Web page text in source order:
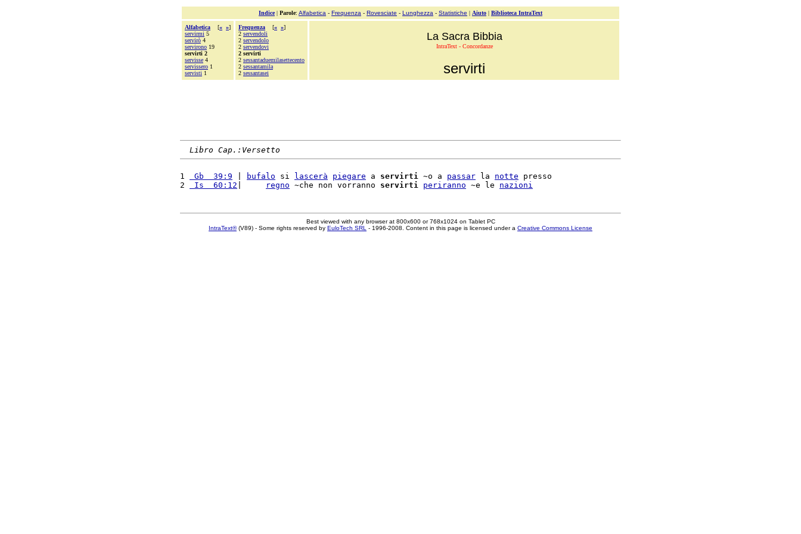
Indice| Parole: Alfabetica - Frequenza - Rovesciate - Lunghezza - Statistiche | Aiuto | Biblioteca IntraText
Alfabetica [« »]
servirmi 5
servirò 4
servirono 19
servirti 2
servisse 4
servissero 1
servisti 1
Frequenza [« »]
2 servendoli
2 servendolo
2 servendovi
2 servirti
2 sessantaduemilasettecento
2 sessantamila
2 sessantasei
La Sacra Bibbia
IntraText - Concordanze
servirti
Libro Cap.:Versetto
1 Gb  39:9 bufalo si lascerà piegare a servirti ~o a passar la notte presso
2
Is  60:12 regno ~che non vorranno servirti periranno ~e le nazioni
Best viewed with any browser at 800x600 or 768x1024 on Tablet PC
IntraText®(V89) - Some rights reserved by EuloTech SRL - 1996-2008. Content in this page is licensed under a Creative Commons License